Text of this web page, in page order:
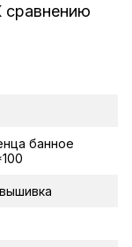
сравнению
банное